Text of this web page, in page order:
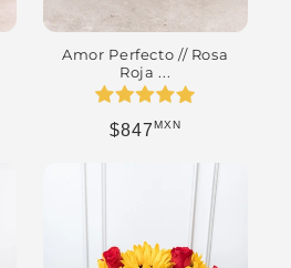
Amor Perfecto // Rosa
Roja ...
Precio habitual
$847MXN